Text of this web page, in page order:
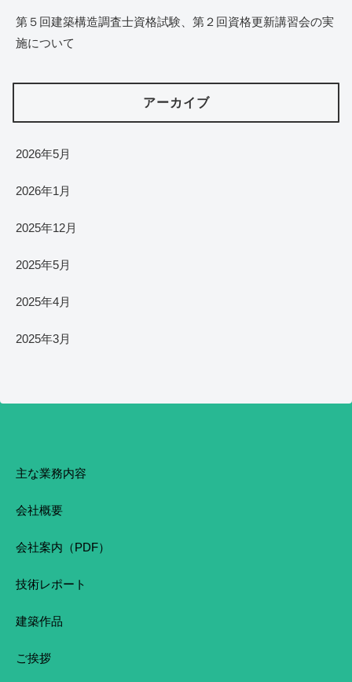
第５回建築構造調査士資格試験、第２回資格更新講習会の実
施について
アーカイブ
2026年5月
2026年1月
2025年12月
2025年5月
2025年4月
2025年3月
主な業務内容
会社概要
会社案内（PDF）
技術レポート
建築作品
ご挨拶